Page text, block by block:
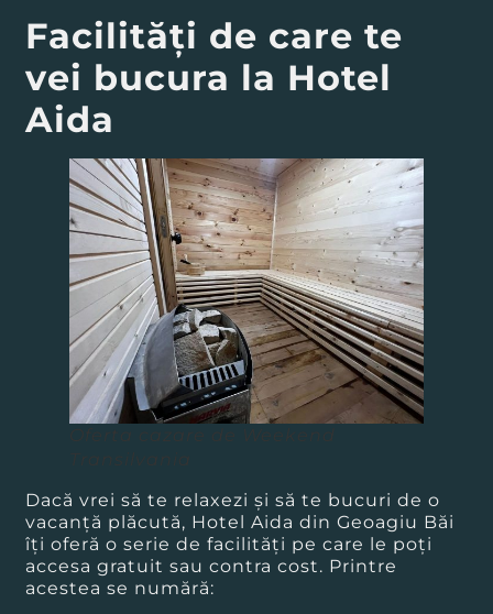
Facilităţi de care te
vei bucura la Hotel
Aida
Dacă vrei să te relaxezi și să te bucuri de o
vacanță plăcută, Hotel Aida din Geoagiu Băi
îți oferă o serie de facilități pe care le poți
accesa gratuit sau contra cost. Printre
acestea se numără: